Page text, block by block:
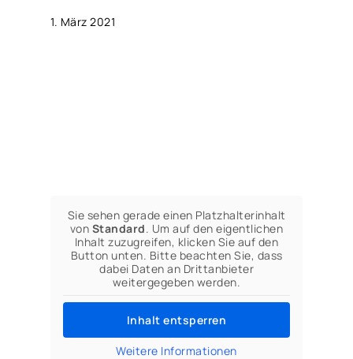
1. März 2021
Sie sehen gerade einen Platzhalterinhalt
von Standard. Um auf den eigentlichen
Inhalt zuzugreifen, klicken Sie auf den
Button unten. Bitte beachten Sie, dass
dabei Daten an Drittanbieter
weitergegeben werden.
Inhalt entsperren
Weitere Informationen